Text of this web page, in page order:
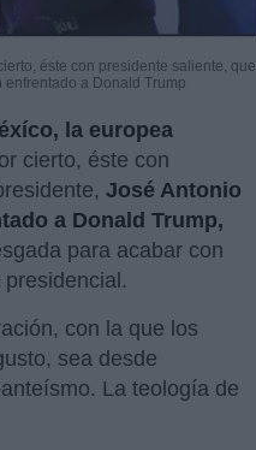
éste con presidente saliente, que
a Donald Trump
la europea
cierto, éste con
José Antonio
a Donald Trump,
para acabar con
con la que los
sea desde
La teología de